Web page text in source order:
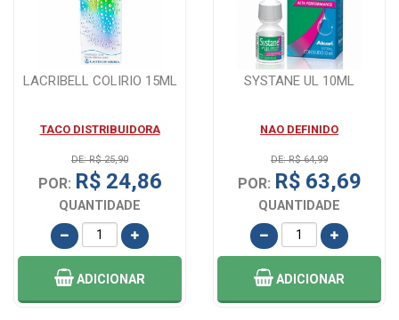
LACRIBELL COLIRIO 15ML
TACO DISTRIBUIDORA
DE: R$ 25,90
POR: R$ 24,86
QUANTIDADE
ADICIONAR
SYSTANE UL 10ML
NAO DEFINIDO
DE: R$ 64,99
POR: R$ 63,69
QUANTIDADE
ADICIONAR